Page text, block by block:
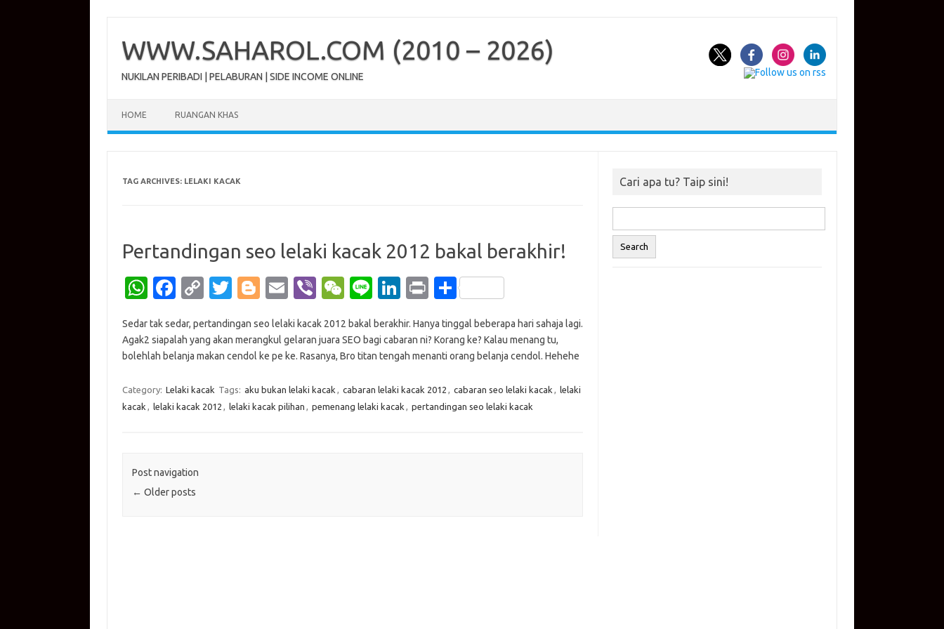
contentWWW.SAHAROL.COM (2010 – 2026)
NUKILAN PERIBADI | PELABURAN | SIDE INCOME ONLINE
HOME RUANGAN KHAS
TAG ARCHIVES: LELAKI KACAK
Pertandingan seo lelaki kacak 2012 bakal berakhir!
W
at
s
p
Fa
e
b
o
C
p
y
n
T
it
te
Bl
g
g
E
ail
Vi
er
W
C
h
Li
e
Li
k
e
n
Pr
t
S
ar
e
Sedar tak sedar, pertandingan seo lelaki kacak 2012 bakal berakhir. Hanya tinggal beberapa hari sahaja lagi.
Agak2 siapalah yang akan merangkul gelaran juara SEO bagi cabaran ni? Korang ke? Kalau menang tu,
bolehlah belanja makan cendol ke pe ke. Rasanya, Bro titan tengah menanti orang belanja cendol. Hehehe
Category: Lelaki kacak Tags: aku bukan lelaki kacak , cabaran lelaki kacak 2012 , cabaran seo lelaki kacak , lelaki
kacak , lelaki kacak 2012 , lelaki kacak pilihan , pemenang lelaki kacak , pertandingan seo lelaki kacak
Post navigation
← Older posts
Cari apa tu? Taip sini!